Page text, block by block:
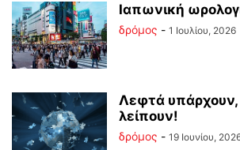
Ιαπωνική
δρόμος - 1 Ιουλίου, 2026
Λεφτά υπάρχουν,
λείπουν!
δρόμος - 19 Ιουνίου,